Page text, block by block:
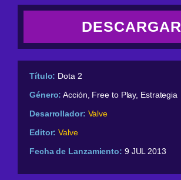
DESCARGAR
Título: Dota 2
Género: Acción, Free to Play, Estrategia
Desarrollador: Valve
Editor: Valve
Fecha de Lanzamiento: 9 JUL 2013